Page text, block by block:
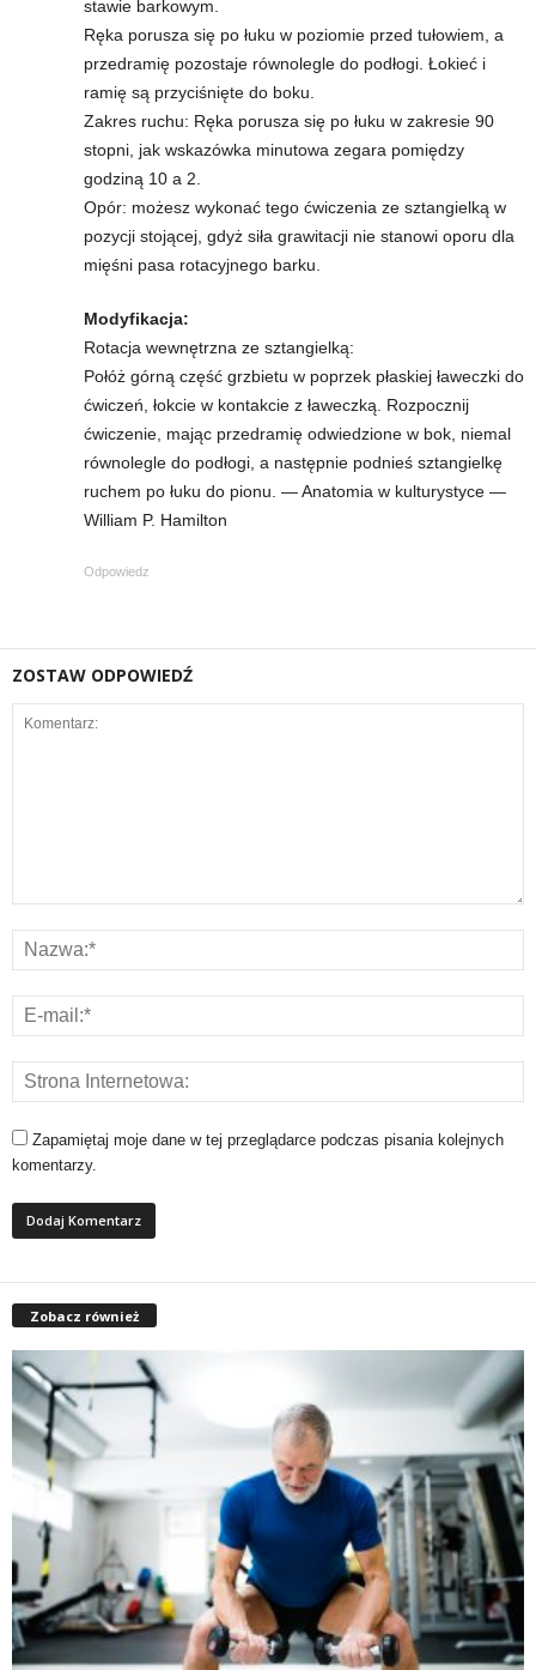
stawie barkowym.
Ręka porusza się po łuku w poziomie przed tułowiem, a
przedramię pozostaje równolegle do podłogi. Łokieć i
ramię są przyciśnięte do boku.
Zakres ruchu: Ręka porusza się po łuku w zakresie 90
stopni, jak wskazówka minutowa zegara pomiędzy
godziną 10 a 2.
Opór: możesz wykonać tego ćwiczenia ze sztangielką w
pozycji stojącej, gdyż siła grawitacji nie stanowi oporu dla
mięśni pasa rotacyjnego barku.
Modyfikacja:
Rotacja wewnętrzna ze sztangielką:
Połóż górną część grzbietu w poprzek płaskiej ławeczki do
ćwiczeń, łokcie w kontakcie z ławeczką. Rozpocznij
ćwiczenie, mając przedramię odwiedzione w bok, niemal
równolegle do podłogi, a następnie podnieś sztangielkę
ruchem po łuku do pionu. — Anatomia w kulturystyce —
William P. Hamilton
Odpowiedz
ZOSTAW ODPOWIEDŹ
Zapamiętaj moje dane w tej przeglądarce podczas pisania kolejnych
komentarzy.
Zobacz również